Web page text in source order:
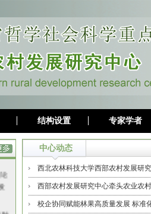
结构设置 专家学者
中心动态
西北农林科技大学西部农村发展研
西部农村发展研究中心牵头农业农
校企协同赋能林果高质量发展 标准